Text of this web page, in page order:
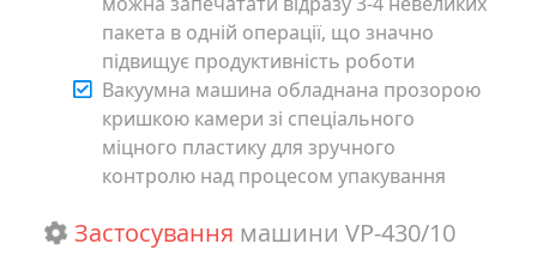
пакета в одній операції, що значно
підвищує продуктивність роботи
Вакуумна машина обладнана прозорою
кришкою камери зі спеціального
міцного пластику для зручного
контролю над процесом упакування
Застосування машини VP-430/10